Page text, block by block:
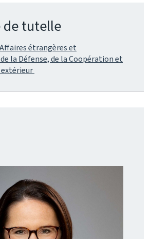
de tutelle
étrangères et
la Défense, de la Coopération et
extérieur